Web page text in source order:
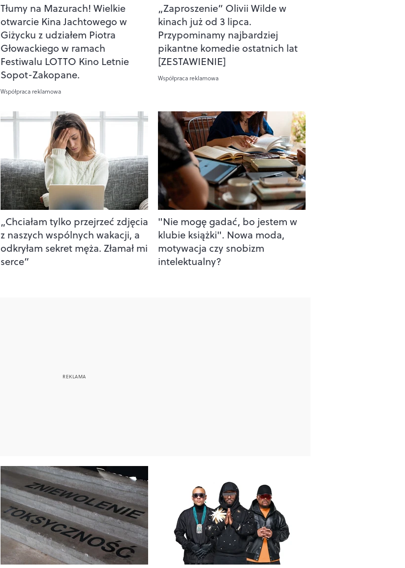
Tłumy na Mazurach! Wielkie
otwarcie Kina Jachtowego w
Giżycku z udziałem Piotra
Głowackiego w ramach
Festiwalu LOTTO Kino Letnie
Sopot-Zakopane.
Współpraca reklamowa
„Zaproszenie” Olivii Wilde w
kinach już od 3 lipca.
Przypominamy najbardziej
pikantne komedie ostatnich lat
[ZESTAWIENIE]
Współpraca reklamowa
„Chciałam tylko przejrzeć zdjęcia
z naszych wspólnych wakacji, a
odkryłam sekret męża. Złamał mi
serce”
"Nie mogę gadać, bo jestem w
klubie książki". Nowa moda,
motywacja czy snobizm
intelektualny?